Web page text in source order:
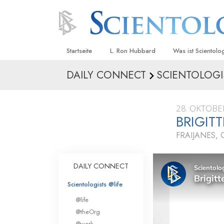
Startseite L. Ron Hubbard Was ist
Anschauungen
Was
sagen
Innerhalb einer
Die
Eine Einführung
DAILY CONNECT
28.
FRAIJANES,
DAILY CONNECT
Scientologists @life
@life
@theOrg